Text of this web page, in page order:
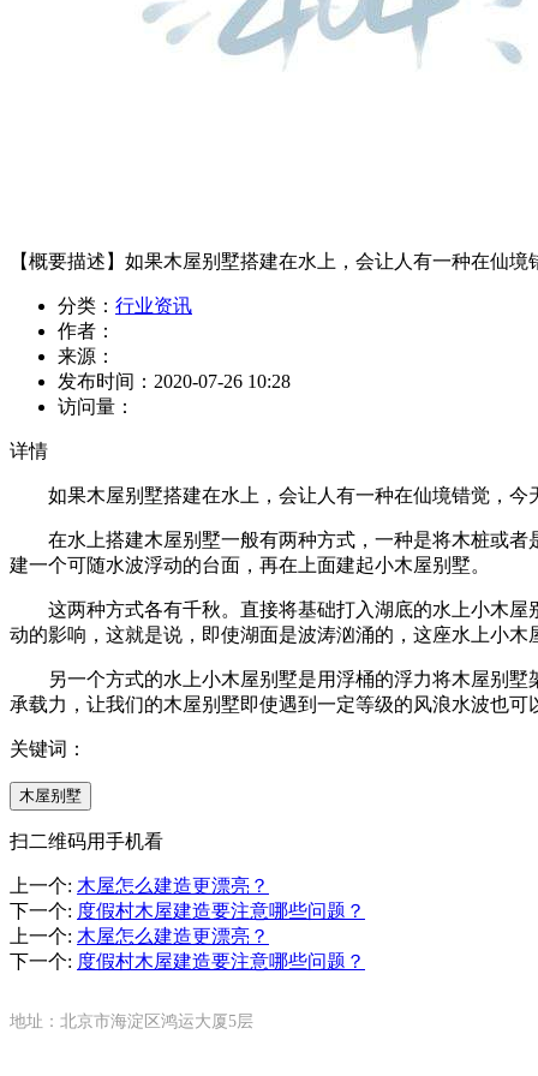
【概要描述】 如果木屋别墅搭建在水上，会让人有一种在仙
分类： 行业资讯
作者：
来源：
发布时间： 2020-07-26 10:28
访问量：
详情
如果木屋别墅搭建在水上，会让人有一种在仙境错觉，今
在水上搭建木屋别墅一般有两种方式，一种是将木桩或者
建一个可随水波浮动的台面，再在上面建起小木屋别墅。
这两种方式各有千秋。直接将基础打入湖底的水上小木屋
动的影响，这就是说，即使湖面是波涛汹涌的，这座水上小木
另一个方式的水上小木屋别墅是用浮桶的浮力将木屋别墅
承载力，让我们的木屋别墅即使遇到一定等级的风浪水波也可
关键词：
木屋别墅
扫二维码用手机看
上一个: 木屋怎么建造更漂亮？
下一个: 度假村木屋建造要注意哪些问题？
上一个: 木屋怎么建造更漂亮？
下一个: 度假村木屋建造要注意哪些问题？
地址：北京市海淀区鸿运大厦5层